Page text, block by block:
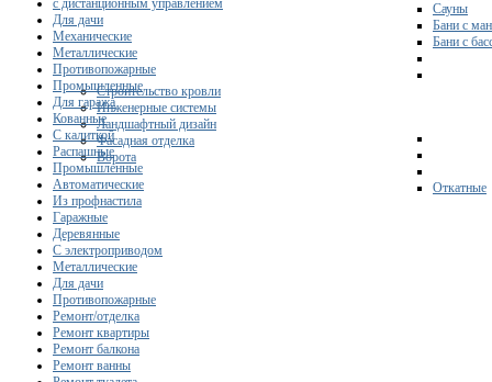
Сауны
Бани с
Бани с
Строительство кровли
Инженерные системы
Ландшафтный дизайн
Фасадная отделка
Ворота
Откатные
с дистанционным управлением
Для дачи
Механические
Металлические
Противопожарные
Промышленные
Для гаража
Кованные
С калиткой
Распашные
Промышленные
Автоматические
Из профнастила
Гаражные
Деревянные
С электроприводом
Металлические
Для дачи
Противопожарные
Ремонт/отделка
Ремонт квартиры
Ремонт балкона
Ремонт ванны